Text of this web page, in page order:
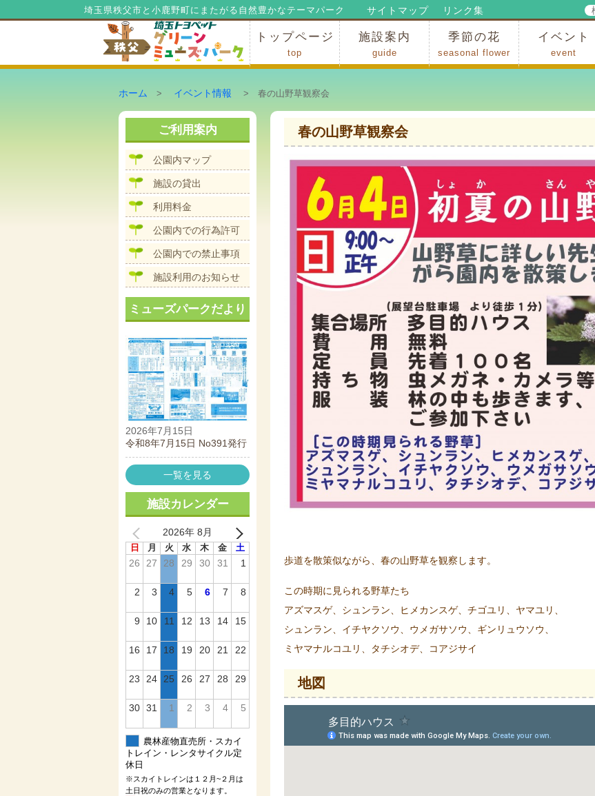
埼玉県秩父市と小鹿野町にまたがる自然豊かなテーマパーク リンク集
サイトマップ
検
トップページ
top
施設案内
guide
季節の花
seasonal flower
イベント
event
ホーム > イベント情報 > 春の山野草観察会
春の山野草観察会
歩道を散策似ながら、春の山野草を観察します。
この時期に見られる野草たち
アズマスゲ、シュンラン、ヒメカンスゲ、チゴユリ、ヤマユリ、
シュンラン、イチヤクソウ、ウメガサソウ、ギンリュウソウ、
ミヤマナルコユリ、タチシオデ、コアジサイ
地図
ご利用案内
公園内マップ
施設の貸出
利用料金
公園内での行為許可
公園内での禁止事項
施設利用のお知らせ
ミューズパークだより
2026年7月15日
令和8年7月15日 No391発行
一覧を見る
施設カレンダー
2026年 8月
日 月 火 水 木 金 土
26 27 28 29 30 31 1
2 3 4 5 6 7 8
9 10 11 12 13 14 15
16 17 18 19 20 21 22
23 24 25 26 27 28 29
30 31 1 2 3 4 5
農林産物直売所・スカイ
トレイン・レンタサイクル定
休日
※スカイトレインは１２月~２月は
土日祝のみの営業となります。